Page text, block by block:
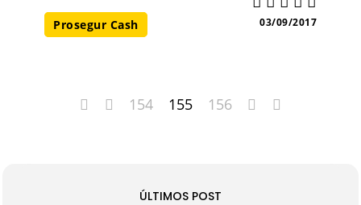
Prosegur Cash 03/09/2017
154 155 156
ÚLTIMOS POST